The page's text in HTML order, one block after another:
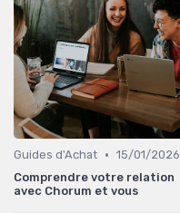
Guides d'Achat • 15/01/2026
Comprendre votre relation
avec Chorum et vous